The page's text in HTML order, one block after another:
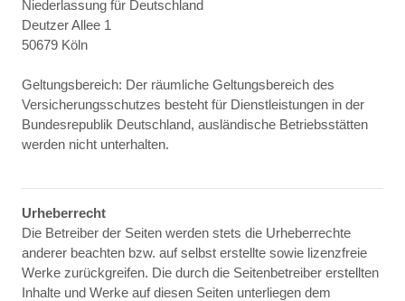
Niederlassung für Deutschland
Deutzer Allee 1
50679 Köln
Geltungsbereich: Der räumliche Geltungsbereich des
Versicherungsschutzes besteht für Dienstleistungen in der
Bundesrepublik Deutschland, ausländische Betriebsstätten
werden nicht unterhalten.
Urheberrecht
Die Betreiber der Seiten werden stets die Urheberrechte
anderer beachten bzw. auf selbst erstellte sowie lizenzfreie
Werke zurückgreifen. Die durch die Seitenbetreiber erstellten
Inhalte und Werke auf diesen Seiten unterliegen dem